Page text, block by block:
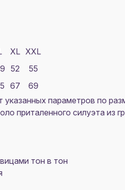
XL XXL
52
55
67
69
параметров по
приталенного силуэта из
тон в тон